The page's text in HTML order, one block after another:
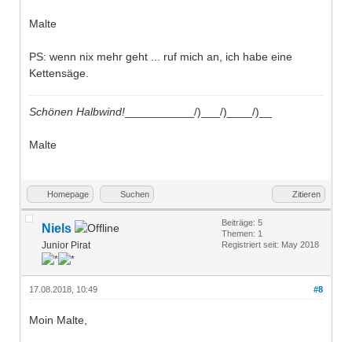
Malte
PS: wenn nix mehr geht ... ruf mich an, ich habe eine
Kettensäge.
Schönen Halbwind! ___________/)___/)____/)__
Malte
Homepage Suchen Zitieren
Niels
Junior Pirat
Beiträge: 5
Themen: 1
Registriert seit: May 2018
#8
17.08.2018, 10:49
Moin Malte,